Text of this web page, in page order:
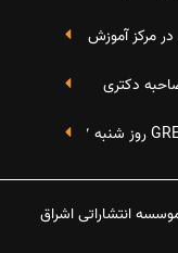
دکتری
انتشاراتی اشراق